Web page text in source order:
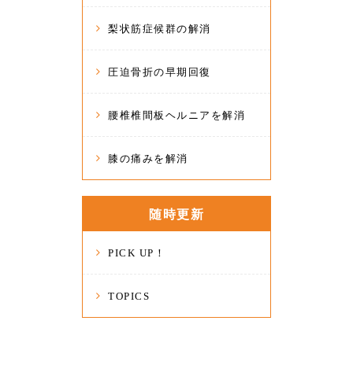
梨状筋症候群の解消
圧迫骨折の早期回復
腰椎椎間板ヘルニアを解消
膝の痛みを解消
随時更新
PICK UP！
TOPICS